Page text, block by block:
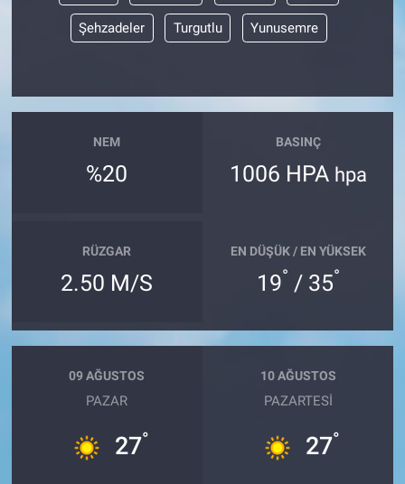
Şehzadeler Turgutlu Yunusemre
NEM
%20
BASINÇ
1006 HPA hpa
RÜZGAR
2.50 M/S
EN DÜŞÜK / EN YÜKSEK
19° / 35°
09 AĞUSTOS
PAZAR
27°
10 AĞUSTOS
PAZARTESI
27°